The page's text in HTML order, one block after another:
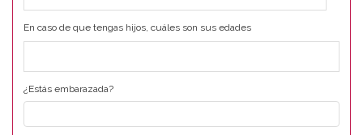
En caso de que tengas hijos, cuáles son sus edades
¿Estás embarazada?